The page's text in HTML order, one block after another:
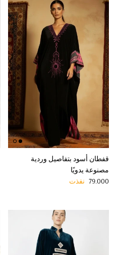
قفطان أسود بتفاصيل وردية
مصنوعة يدويًا
Regular price
79.000 نفذت